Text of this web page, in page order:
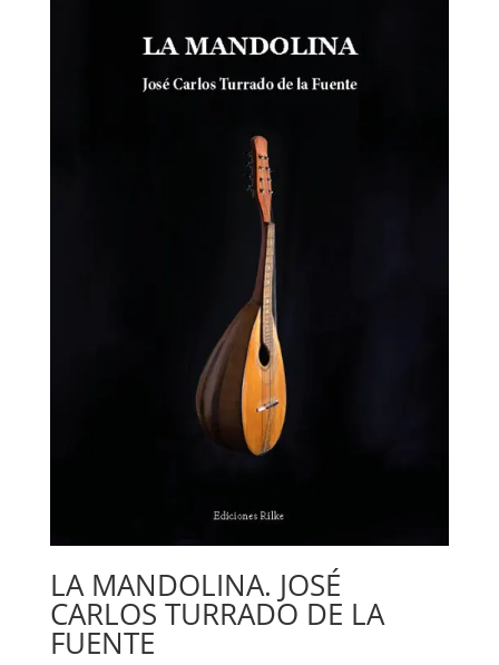
LA MANDOLINA. JOSÉ
CARLOS TURRADO DE LA
FUENTE